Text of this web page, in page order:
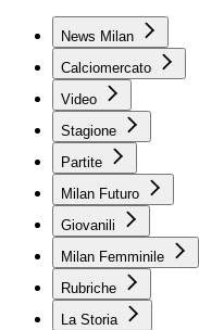
News Milan
Calciomercato
Video
Stagione
Partite
Milan Futuro
Giovanili
Milan Femminile
Rubriche
La Storia